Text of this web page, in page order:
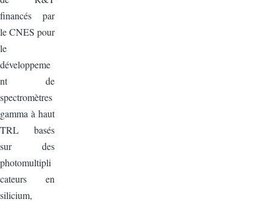
financés par
le CNES pour
le
développeme
nt de
spectromètres
gamma à haut
TRL basés
sur des
photomultipli
cateurs en
silicium,